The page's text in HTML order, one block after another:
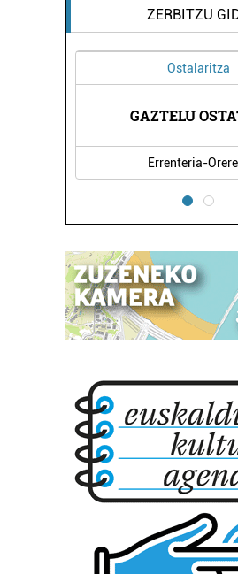
ZERBITZU
Ostalaritza
GAZTELU
Errenteria-